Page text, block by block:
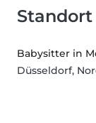
Standort
Babysitter in
Düsseldorf,